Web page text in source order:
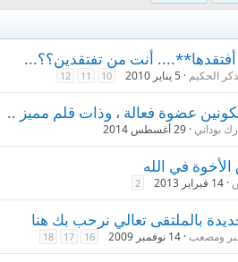
أنت من تفتقدين؟؟...
الحكيم 5 يناير 2010 10
11
12
عضوة فعالة ، وذات قلم مميز ..
بوداني 29 أغسطس 2014
في الله
14 فبراير 2013 2
بالملتقى تعالي نرحب بك هنا
ومصعب 14 نوفمبر 2009 16
17
18